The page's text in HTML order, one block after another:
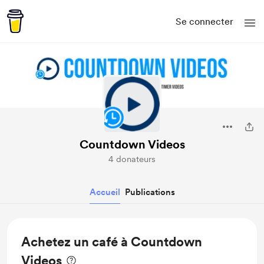
Se connecter
Countdown Videos
4 donateurs
Accueil Publications
Achetez un café à Countdown
Videos